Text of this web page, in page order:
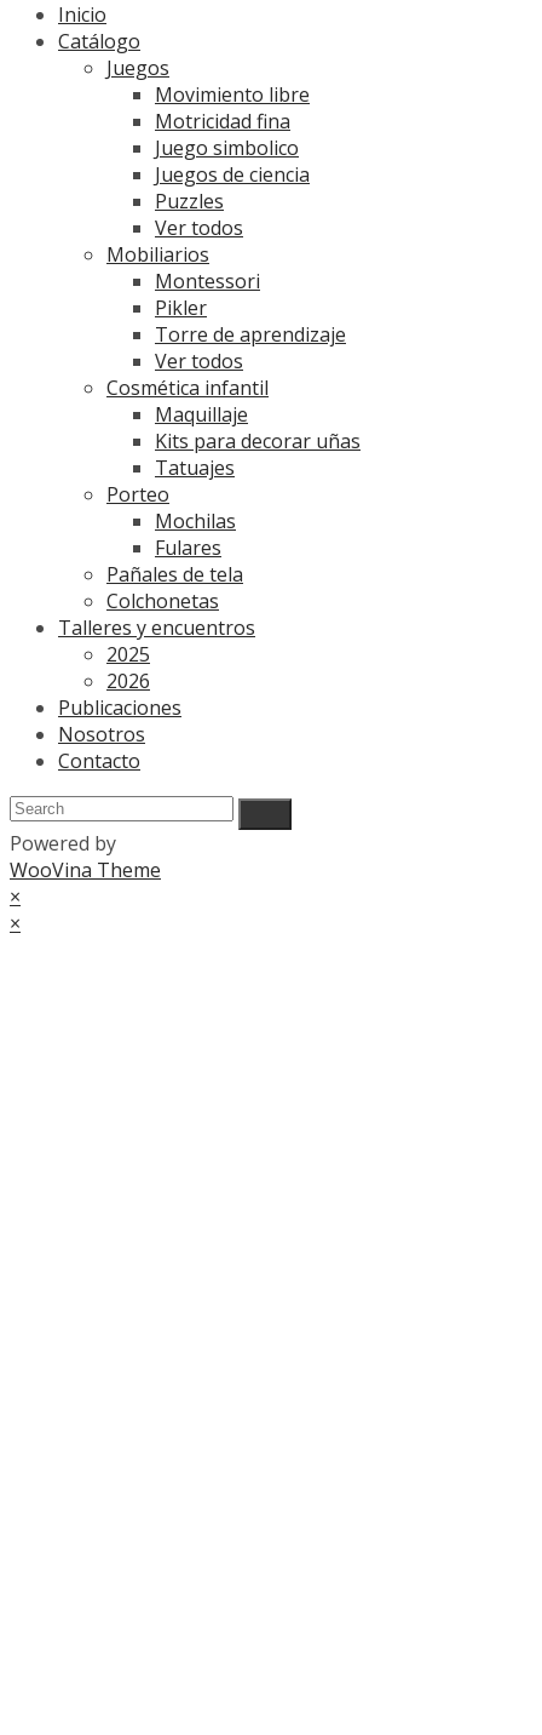
Inicio
Catálogo
Juegos
Movimiento libre
Motricidad fina
Juego simbolico
Juegos de ciencia
Puzzles
Ver todos
Mobiliarios
Montessori
Pikler
Torre de aprendizaje
Ver todos
Cosmética infantil
Maquillaje
Kits para decorar uñas
Tatuajes
Porteo
Mochilas
Fulares
Pañales de tela
Colchonetas
Talleres y encuentros
2025
2026
Publicaciones
Nosotros
Contacto
Powered by
WooVina Theme
×
×